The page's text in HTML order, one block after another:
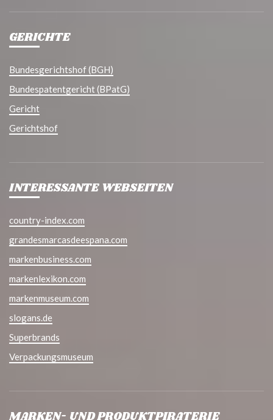
GERICHTE
Bundesgerichtshof (BGH)
Bundespatentgericht (BPatG)
Gericht
Gerichtshof
INTERESSANTE WEBSEITEN
country-index.com
grandesmarcasdeespana.com
markenbusiness.com
markenlexikon.com
markenmuseum.com
slogans.de
Superbrands
Verpackungsmuseum